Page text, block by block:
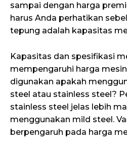
sampai dengan harga
harus Anda perhatikan
tepung adalah kapasitas
Kapasitas dan spesifikasi
mempengaruhi harga
digunakan apakah
steel atau stainless steel?
stainless steel jelas lebih
menggunakan mild steel.
berpengaruh pada harga